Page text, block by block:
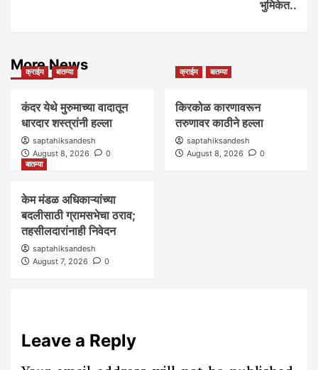
भुमिकेत..
More News
क्राईम बातम्या
कंदर येथे मुरुमाच्या वादातून
धारदार शस्त्रांनी हल्ला
saptahiksandesh
August 8, 2026
0
क्राईम बातम्या
किरकोळ कारणावरून
तरुणावर काठीने हल्ला
saptahiksandesh
August 8, 2026
0
बातम्या
केम मंडळ अधिकाऱ्यांच्या
बदलीसाठी ग्रामसभेचा ठराव;
तहसीलदारांनाही निवेदन
saptahiksandesh
August 7, 2026
0
Leave a Reply